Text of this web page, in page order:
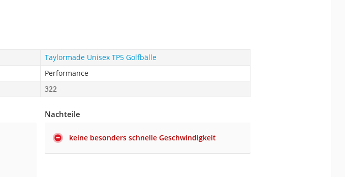
Taylormade Unisex TP5 Golfbälle
Performance
322
Nachteile
keine besonders schnelle Geschwindigkeit